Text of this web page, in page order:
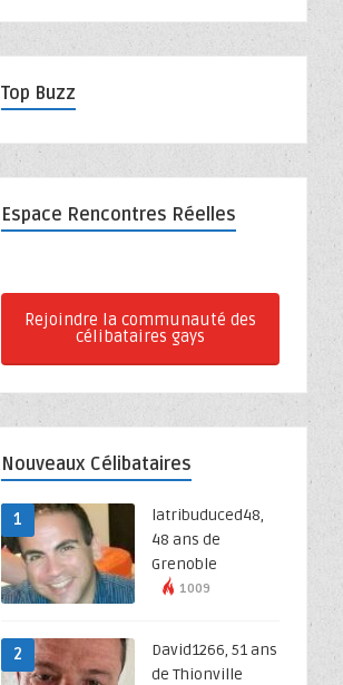
Top Buzz
Espace Rencontres Réelles
Rejoindre la communauté des
célibataires gays
Nouveaux Célibataires
1
latribuduced48,
48 ans de
Grenoble
1009
2
David1266, 51 ans
de Thionville